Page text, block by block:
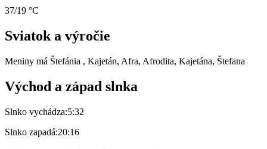
37/19 °C
Sviatok a výročie
Meniny má Štefánia , Kajetán, Afra, Afrodita, Kajetána, Štefana
Východ a západ slnka
Slnko vychádza:5:32
Slnko zapadá:20:16